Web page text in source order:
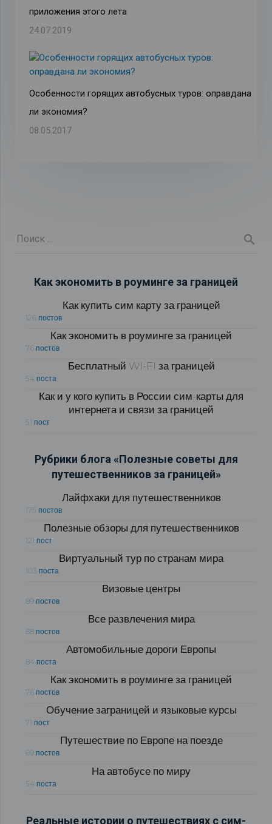
приложения этого лета
24.07.2019
Особенности горящих автобусных туров: оправдана
ли экономия?
08.05.2017
Как экономить в роуминге за границей
Как купить сим карту за границей
126 постов
Как экономить в роуминге за границей
76 постов
Бесплатный WI-FI за границей
54 поста
Как и у кого купить в России сим-карты для
интернета и связи за границей
51 пост
Рубрики блога «Полезные советы для
путешественников за границей»
Лайфхаки для путешественников
175 постов
Полезные обзоры для путешественников
121 пост
Виртуальный тур по странам мира
103 поста
Визовые центры
89 постов
Все развлечения мира
88 постов
Автомобильные дороги Европы
84 поста
Как экономить в роуминге за границей
76 постов
Обучение заграницей и языковые курсы
71 пост
Путешествие по Европе на поезде
69 постов
На автобусе по миру
54 поста
Реальные истории о путешествиях с сим-